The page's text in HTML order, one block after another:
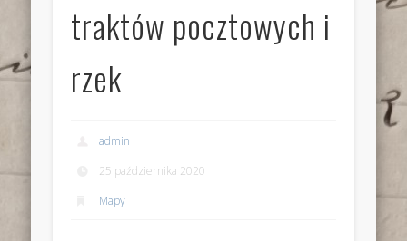
traktów pocztowych i
rzek
admin
25 października 2020
Mapy